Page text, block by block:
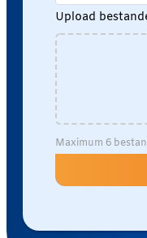
Upload
Maximum 6